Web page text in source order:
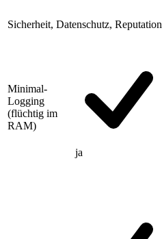
Sicherheit, Datenschutz, Reputation
Minimal-
Logging
(flüchtig im
RAM)
ja